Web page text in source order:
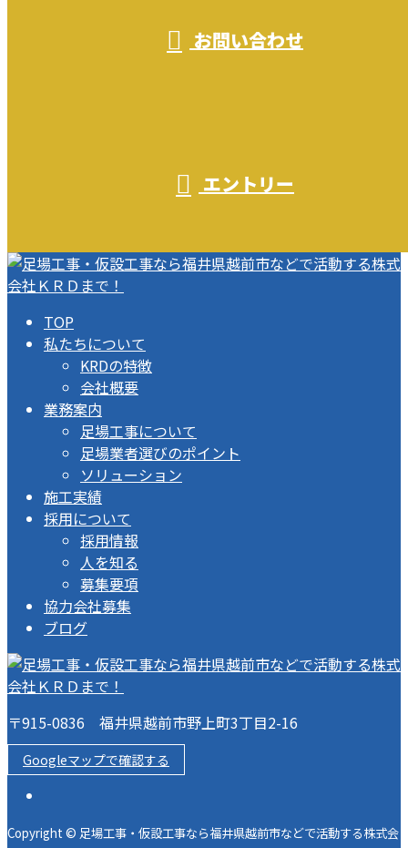
お問い合わせ
エントリー
TOP
私たちについて
KRDの特徴
会社概要
業務案内
足場工事について
足場業者選びのポイント
ソリューション
施工実績
採用について
採用情報
人を知る
募集要項
協力会社募集
ブログ
〒915-0836 福井県越前市野上町3丁目2-16
Googleマップで確認する
Copyright © 足場工事・仮設工事なら福井県越前市などで活動する株式会